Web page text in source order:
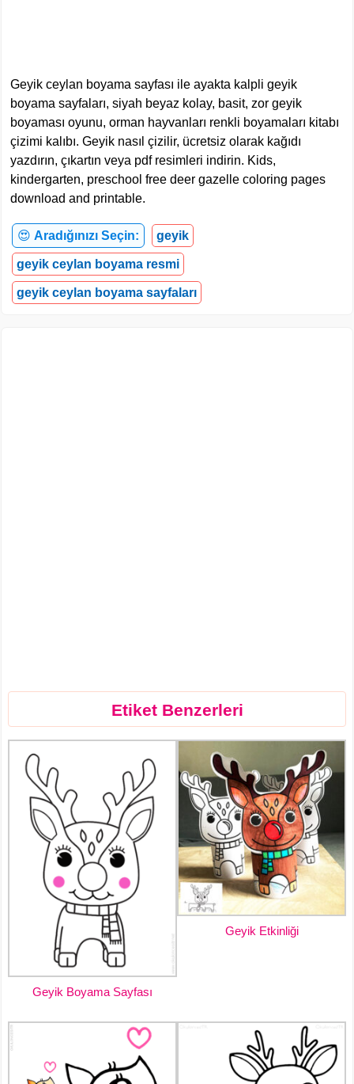
Geyik ceylan boyama sayfası ile ayakta kalpli geyik
boyama sayfaları, siyah beyaz kolay, basit, zor geyik
boyaması oyunu, orman hayvanları renkli boyamaları kitabı
çizimi kalıbı. Geyik nasıl çizilir, ücretsiz olarak kağıdı
yazdırın, çıkartın veya pdf resimleri indirin. Kids,
kindergarten, preschool free deer gazelle coloring pages
download and printable.
😍 Aradığınızı Seçin: geyik
geyik ceylan boyama resmi
geyik ceylan boyama sayfaları
Etiket Benzerleri
Geyik Boyama Sayfası
Geyik Etkinliği